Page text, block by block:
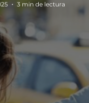
3 min de lectura